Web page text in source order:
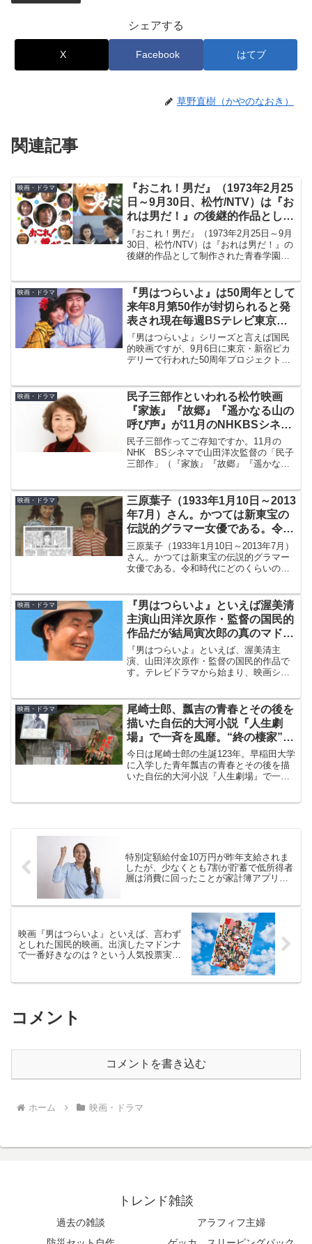
シェアする
X Facebook はてブ
草野直樹（かやのなおき）
関連記事
映画・ドラマ
『おこれ！男だ』（1973年2月25
日～9月30日、松竹/NTV）は『お
れは男だ！』の後継的作品として
制作された青春学園ドラマ
『おこれ！男だ』（1973年2月25日～9月
30日、松竹/NTV）は『おれは男だ！』の
後継的作品として制作された青春学園ド
ケ地でしたがドラマとしては必ずしも成
功とは言えませんでした。
映画・ドラマ
『男はつらいよ』は50周年として
来年8月第50作が封切られると発
表され現在毎週BSテレビ東京で
放送されるなどトレンド
『男はつらいよ』シリーズと言えば国民
的映画ですが、9月6日に東京・新宿ピカ
デリーで行われた50周年プロジェクト発
は毎週BSが放送されています。寅さんが
トレンドですね。
映画・ドラマ
民子三部作といわれる松竹映画
『家族』『故郷』『遥かなる山の
呼び声』が11月のNHKBSシネマ
で放送されることで話題に
民子三部作ってご存知ですか。11月の
NHK BSシネマで山田洋次監督の「民子
三部作」（『家族』『故郷』『遥かなる
賞千恵子が妻/嫁で民子で登場するからそ
う呼ばれています。
映画・ドラマ
三原葉子（1933年1月10日～2013
年7月）さん。かつては新東宝の
伝説的グラマー女優である。令和
時代にどのくらいの方がご存知？
三原葉子（1933年1月10日～2013年7月）
さん。かつては新東宝の伝説的グラマー
女優である。令和時代にどのくらいの方
器用な女優で、東宝や東映の作品などで
も活躍した。
映画・ドラマ
『男はつらいよ』といえば渥美清
主演山田洋次原作・監督の国民的
作品だが結局寅次郎の真のマドン
ナはさくらではないか
『男はつらいよ』といえば、渥美清主
演、山田洋次原作・監督の国民的作品で
す。テレビドラマから始まり、映画シリ
が、結局寅次郎の真のマドンナはさくら
ではと見ることもできます。
映画・ドラマ
尾崎士郎、瓢吉の青春とその後を
描いた自伝的大河小説『人生劇
場』で一斉を風靡。“終の棲家”は
尾崎士郎記念館になりました
今日は尾崎士郎の生誕123年。早稲田大学
に入学した青年瓢吉の青春とその後を描
いた自伝的大河小説『人生劇場』で一斉
特別定額給付金10万円が昨年支給されま
したが、少なくとも7割が貯蓄で低所得者
層は消費に回ったことが家計簿アプリで
映画『男はつらいよ』といえば、言わず
としれた国民的映画。出演したマドンナ
で一番好きなのは？という人気投票実施
コメント
コメントを書き込む
ホーム 映画・ドラマ
トレンド雑談
過去の雑談
アラフィフ主婦